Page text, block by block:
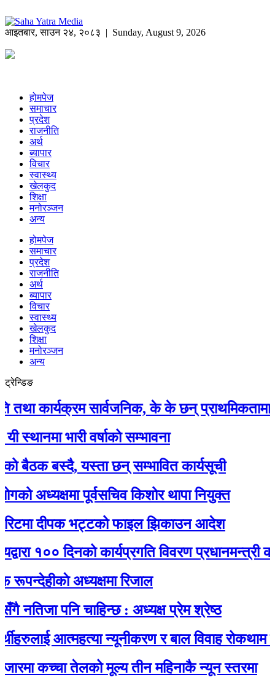
आइतबार,साउन २४, २०८३ | Sunday, August 9, 2026
होमपेज
समाचार
प्रदेश
राजनीति
अर्थ
ब्यापार
विचार
स्वास्थ्य
खेलकुद
शिक्षा
मनोरञ्जन
अन्य
होमपेज
समाचार
प्रदेश
राजनीति
अर्थ
ब्यापार
विचार
स्वास्थ्य
खेलकुद
शिक्षा
मनोरञ्जन
अन्य
ट्रेन्डिङ
कार्यक्रम सार्वजनिक, के के छन् प्राथमिकतामा ?
भारी वर्षाको सम्भावना
बस्दै, यस्ता छन् सम्भावित कार्यसूची
पूर्वसचिव किशोर थापा नियुक्त
दीपक भट्टको फाइल झिकाउन आदेश
१०० दिनको कार्यप्रगति विवरण प्रधानमन्त्री
अध्यक्षमा रिजाल
पनि चाहिन्छ : अध्यक्ष प्रेम श्रेष्ठ
आत्महत्या न्यूनीकरण र बाल विवाह रोकथाम
कच्चा तेलको मूल्य तीन महिनाकै न्यून स्तरमा